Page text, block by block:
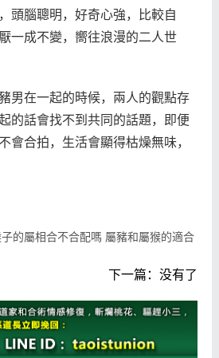
頭腦聰明，好奇心強，比較自
一成不變，嚮往浪漫的二人世
男在一起的時候，兩人的觀點存
的話會找不到共同的話題，即便
會合拍，生活會顯得枯燥無味，
的屬相合不合配嗎 屬豬和屬猴的適合
下一篇：没有了